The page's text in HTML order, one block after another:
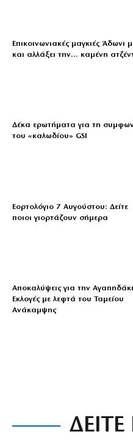
Επικοινωνιακές μαγκιές Άδωνι
και αλλάξει την… καμένη
Δέκα ερωτήματα για τη
του «καλωδίου» GSI
Εορτολόγιο 7 Αυγούστου: Δείτε
ποιοι γιορτάζουν σήμερα
Αποκαλύψεις για την
Εκλογές με λεφτά του Ταμείου
Ανάκαμψης
ΔΕΙΤΕ